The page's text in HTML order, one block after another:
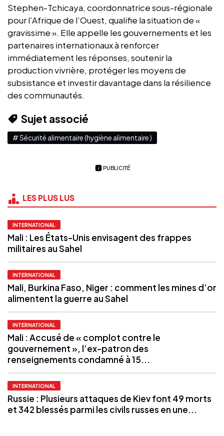
Stephen-Tchicaya, coordonnatrice sous-régionale
pour l’Afrique de l’Ouest, qualifie la situation de «
gravissime ». Elle appelle les gouvernements et les
partenaires internationaux à renforcer
immédiatement les réponses, soutenir la
production vivrière, protéger les moyens de
subsistance et investir davantage dans la résilience
des communautés.
Sujet associé
# Sécurité alimentaire (hygiène alimentaire )
PUBLICITÉ
LES PLUS LUS
INTERNATIONAL
Mali : Les États-Unis envisagent des frappes
militaires au Sahel
INTERNATIONAL
Mali, Burkina Faso, Niger : comment les mines d’or
alimentent la guerre au Sahel
INTERNATIONAL
Mali : Accusé de « complot contre le
gouvernement », l’ex-patron des
renseignements condamné à 15...
INTERNATIONAL
Russie : Plusieurs attaques de Kiev font 49 morts
et 342 blessés parmi les civils russes en une...